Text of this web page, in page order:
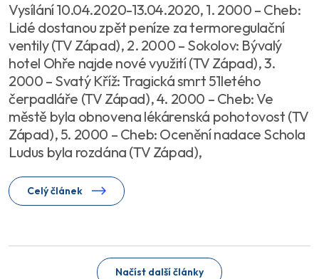
Vysílání 10.04.2020-13.04.2020, 1. 2000 – Cheb:
Lidé dostanou zpět peníze za termoregulační
ventily (TV Západ), 2. 2000 – Sokolov: Bývalý
hotel Ohře najde nové využití (TV Západ), 3.
2000 – Svatý Kříž: Tragická smrt 51letého
čerpadláře (TV Západ), 4. 2000 – Cheb: Ve
městě byla obnovena lékárenská pohotovost (TV
Západ), 5. 2000 – Cheb: Ocenění nadace Schola
Ludus byla rozdána (TV Západ),
Celý článek
Načíst další články